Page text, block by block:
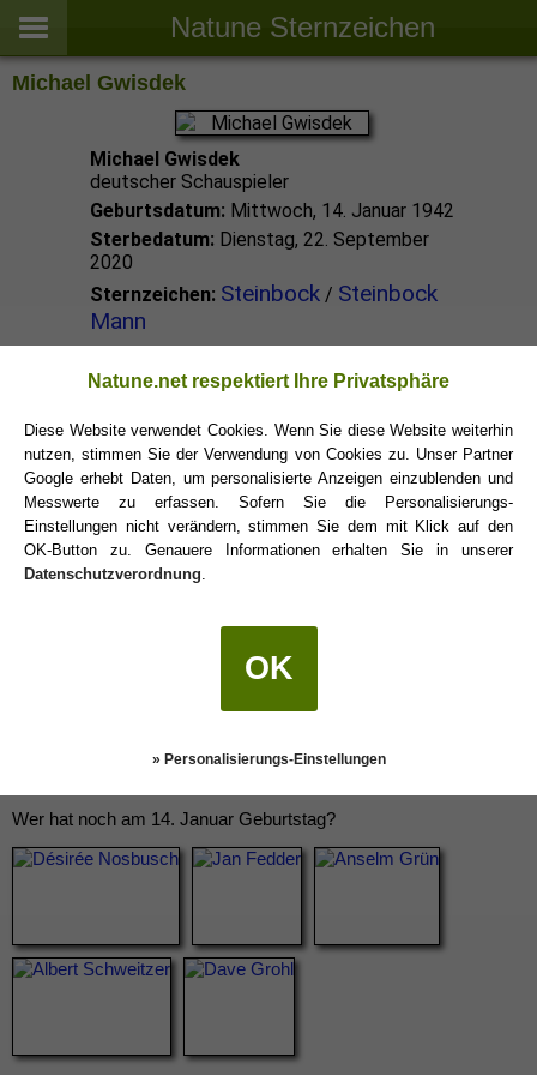
Natune Sternzeichen
Michael Gwisdek
Michael Gwisdek
deutscher Schauspieler
Geburtsdatum: Mittwoch, 14. Januar 1942
Sterbedatum: Dienstag, 22. September
2020
Sternzeichen: Steinbock/ Steinbock
Mann
Steinbock Promis
Steinbock Sternzeichen
Wer hat noch am 14. Januar Geburtstag?
Natune.net respektiert Ihre Privatsphäre
Diese Website verwendet Cookies. Wenn Sie diese Website weiterhin
nutzen, stimmen Sie der Verwendung von Cookies zu. Unser Partner
Google erhebt Daten, um personalisierte Anzeigen einzublenden und
Messwerte zu erfassen. Sofern Sie die Personalisierungs-
Einstellungen nicht verändern, stimmen Sie dem mit Klick auf den
OK-Button zu. Genauere Informationen erhalten Sie in unserer
Datenschutzverordnung
OK
» Personalisierungs-Einstellungen